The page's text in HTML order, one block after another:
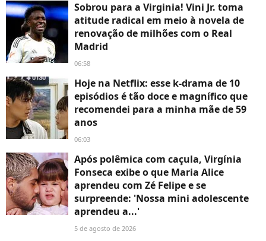
Sobrou para a Virginia! Vini Jr. toma
atitude radical em meio à novela de
renovação de milhões com o Real
Madrid
06:58
Hoje na Netflix: esse k-drama de 10
episódios é tão doce e magnífico que
recomendei para a minha mãe de 59
anos
06:03
Após polêmica com caçula, Virgínia
Fonseca exibe o que Maria Alice
aprendeu com Zé Felipe e se
surpreende: 'Nossa mini adolescente
aprendeu a...'
5 de agosto de 2026